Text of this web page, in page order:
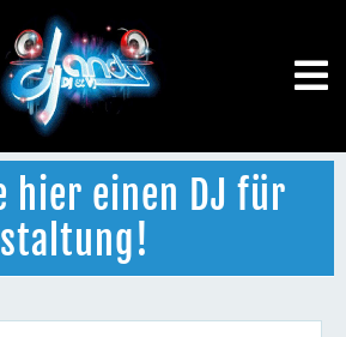
hier einen DJ für